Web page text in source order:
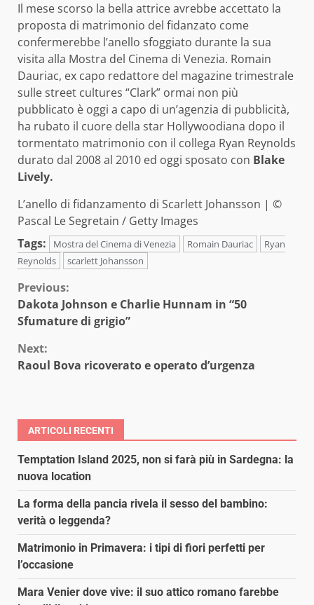
Il mese scorso la bella attrice avrebbe accettato la
proposta di matrimonio del fidanzato come
confermerebbe l’anello sfoggiato durante la sua
visita alla Mostra del Cinema di Venezia. Romain
Dauriac, ex capo redattore del magazine trimestrale
sulle street cultures “Clark” ormai non più
pubblicato è oggi a capo di un’agenzia di pubblicità,
ha rubato il cuore della star Hollywoodiana dopo il
tormentato matrimonio con il collega Ryan Reynolds
durato dal 2008 al 2010 ed oggi sposato con Blake
Lively.
L’anello di fidanzamento di Scarlett Johansson | ©
Pascal Le Segretain / Getty Images
Tags:
Mostra del Cinema di Venezia Romain Dauriac
Ryan
Reynolds
scarlett Johansson
Continue
Reading
Previous:
Dakota Johnson e Charlie Hunnam in “50
Sfumature di grigio”
Next:
Raoul Bova ricoverato e operato d’urgenza
ARTICOLI RECENTI
Temptation Island 2025, non si farà più in Sardegna: la
nuova location
La forma della pancia rivela il sesso del bambino:
verità o leggenda?
Matrimonio in Primavera: i tipi di fiori perfetti per
l’occasione
Mara Venier dove vive: il suo attico romano farebbe